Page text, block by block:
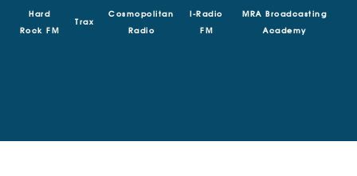
Hard
Rock FM
Trax
Cosmopolitan
Radio
I-Radio
FM
MRA Broadcasting
Academy